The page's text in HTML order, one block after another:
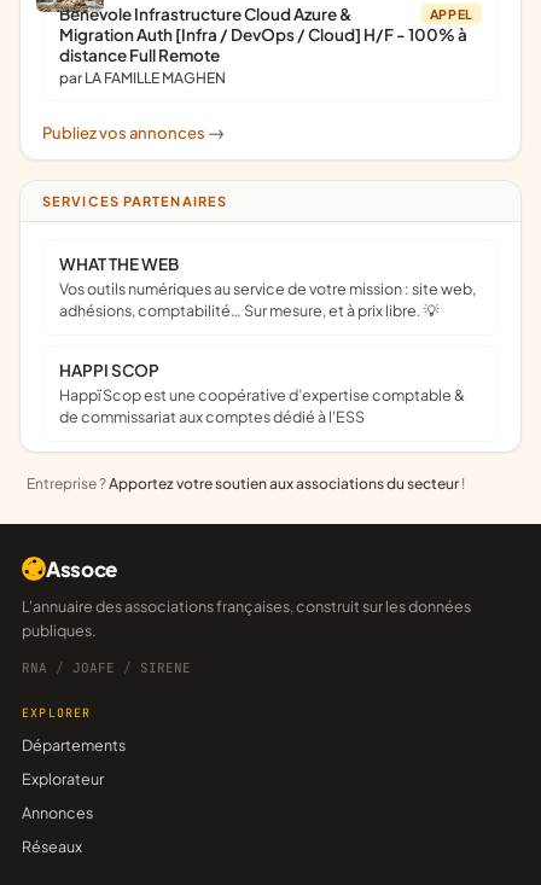
APPEL
Bénévole Infrastructure Cloud Azure &
Migration Auth [Infra / DevOps / Cloud] H/F - 100% à
distance Full Remote
par LA FAMILLE MAGHEN
Publiez vos annonces ->
SERVICES PARTENAIRES
WHAT THE WEB
Vos outils numériques au service de votre mission : site web,
adhésions, comptabilité… Sur mesure, et à prix libre. 💡
HAPPI SCOP
Happï Scop est une coopérative d’expertise comptable &
de commissariat aux comptes dédié à l'ESS
Entreprise ?Apportez votre soutien aux associations du secteur !
Assoce
L'annuaire des associations françaises, construit sur les données
publiques.
RNA / JOAFE / SIRENE
EXPLORER
Départements
Explorateur
Annonces
Réseaux